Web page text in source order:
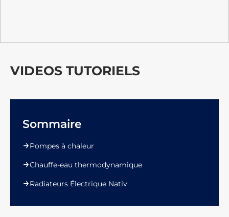
VIDEOS TUTORIELS
Sommaire
Pompes à chaleur
Chauffe-eau thermodynamique
Radiateurs Électrique Nativ